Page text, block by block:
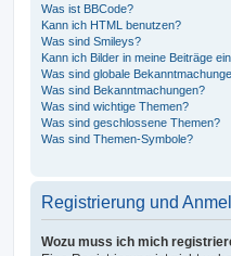
Was ist BBCode?
Kann ich HTML benutzen?
Was sind Smileys?
Kann ich Bilder in meine Beiträge
Was sind globale
Was sind Bekanntmachungen?
Was sind wichtige Themen?
Was sind geschlossene Themen?
Was sind Themen-Symbole?
Registrierung und
Wozu muss ich mich